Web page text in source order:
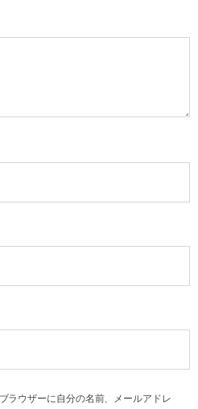
ラウザーに自分の名前、メールアドレ